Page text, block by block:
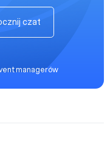
czat
managerów